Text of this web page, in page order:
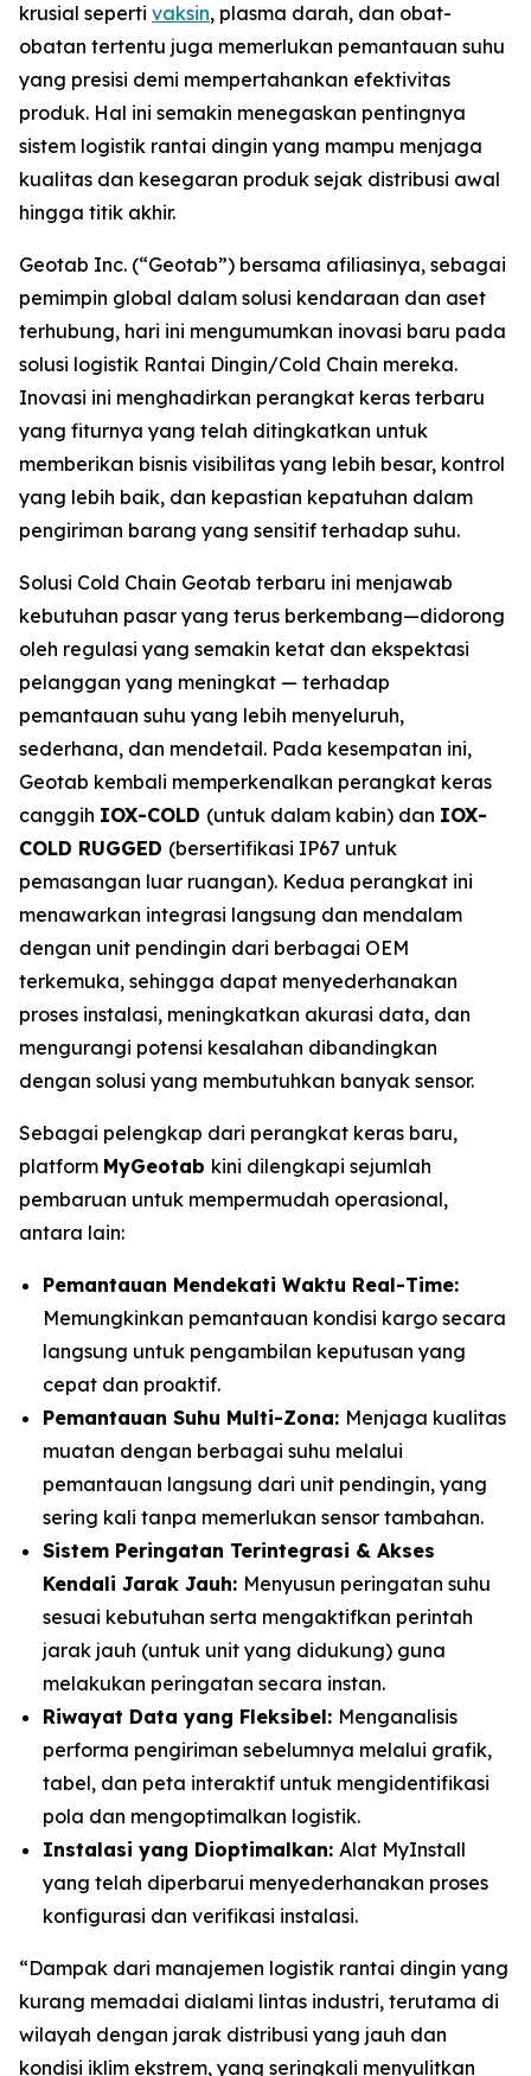
krusial seperti vaksin, plasma darah, dan obat-
obatan tertentu juga memerlukan pemantauan suhu
yang presisi demi mempertahankan efektivitas
produk. Hal ini semakin menegaskan pentingnya
sistem logistik rantai dingin yang mampu menjaga
kualitas dan kesegaran produk sejak distribusi awal
hingga titik akhir.
Geotab Inc. (“Geotab”) bersama afiliasinya, sebagai
pemimpin global dalam solusi kendaraan dan aset
terhubung, hari ini mengumumkan inovasi baru pada
solusi logistik Rantai Dingin/Cold Chain mereka.
Inovasi ini menghadirkan perangkat keras terbaru
yang fiturnya yang telah ditingkatkan untuk
memberikan bisnis visibilitas yang lebih besar, kontrol
yang lebih baik, dan kepastian kepatuhan dalam
pengiriman barang yang sensitif terhadap suhu.
Solusi Cold Chain Geotab terbaru ini menjawab
kebutuhan pasar yang terus berkembang—didorong
oleh regulasi yang semakin ketat dan ekspektasi
pelanggan yang meningkat — terhadap
pemantauan suhu yang lebih menyeluruh,
sederhana, dan mendetail. Pada kesempatan ini,
Geotab kembali memperkenalkan perangkat keras
canggih IOX-COLD (untuk dalam kabin) dan IOX-
COLD RUGGED (bersertifikasi IP67 untuk
pemasangan luar ruangan). Kedua perangkat ini
menawarkan integrasi langsung dan mendalam
dengan unit pendingin dari berbagai OEM
terkemuka, sehingga dapat menyederhanakan
proses instalasi, meningkatkan akurasi data, dan
mengurangi potensi kesalahan dibandingkan
dengan solusi yang membutuhkan banyak sensor.
Sebagai pelengkap dari perangkat keras baru,
platform MyGeotab kini dilengkapi sejumlah
pembaruan untuk mempermudah operasional,
antara lain:
Pemantauan Mendekati Waktu Real-Time:
Memungkinkan pemantauan kondisi kargo secara
langsung untuk pengambilan keputusan yang
cepat dan proaktif.
Pemantauan Suhu Multi-Zona: Menjaga kualitas
muatan dengan berbagai suhu melalui
pemantauan langsung dari unit pendingin, yang
sering kali tanpa memerlukan sensor tambahan.
Sistem Peringatan Terintegrasi & Akses
Kendali Jarak Jauh: Menyusun peringatan suhu
sesuai kebutuhan serta mengaktifkan perintah
jarak jauh (untuk unit yang didukung) guna
melakukan peringatan secara instan.
Riwayat Data yang Fleksibel: Menganalisis
performa pengiriman sebelumnya melalui grafik,
tabel, dan peta interaktif untuk mengidentifikasi
pola dan mengoptimalkan logistik.
Instalasi yang Dioptimalkan: Alat MyInstall
yang telah diperbarui menyederhanakan proses
konfigurasi dan verifikasi instalasi.
“Dampak dari manajemen logistik rantai dingin yang
kurang memadai dialami lintas industri, terutama di
wilayah dengan jarak distribusi yang jauh dan
kondisi iklim ekstrem, yang seringkali menyulitkan